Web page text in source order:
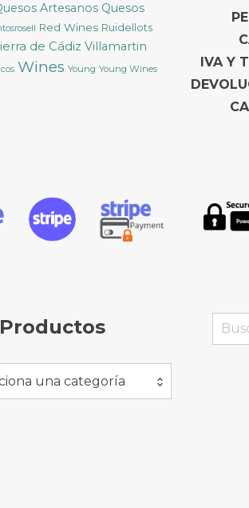
Artesanos Quesos
Red Wines Ruidellots
de Cádiz Villamartin
Wines Young Young Wines
IVA Y
Productos
una categoría
Buscar
por: